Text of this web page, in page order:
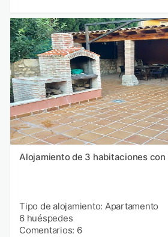
Alojamiento de 3 habitaciones
Tipo de alojamiento: Apartamento
6 huéspedes
Comentarios: 6